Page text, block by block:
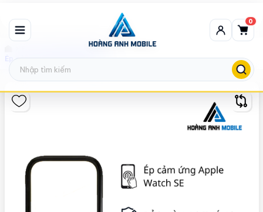
0
Ép cảm ứng Apple Watch
Ép cảm ứng Apple Watch SE